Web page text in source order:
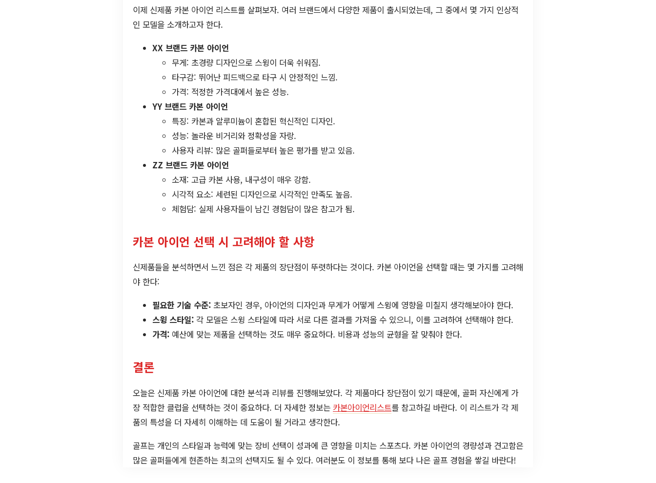
이제 신제품 카본 아이언 리스트를 살펴보자. 여러 브랜드에서 다양한 제품이 출시되었는데, 그 중에서 몇 가지 인상적
인 모델을 소개하고자 한다.
XX 브랜드 카본 아이언
무게: 초경량 디자인으로 스윙이 더욱 쉬워짐.
타구감: 뛰어난 피드백으로 타구 시 안정적인 느낌.
가격: 적정한 가격대에서 높은 성능.
YY 브랜드 카본 아이언
특징: 카본과 알루미늄이 혼합된 혁신적인 디자인.
성능: 놀라운 비거리와 정확성을 자랑.
사용자 리뷰: 많은 골퍼들로부터 높은 평가를 받고 있음.
ZZ 브랜드 카본 아이언
소재: 고급 카본 사용, 내구성이 매우 강함.
시각적 요소: 세련된 디자인으로 시각적인 만족도 높음.
체험담: 실제 사용자들이 남긴 경험담이 많은 참고가 됨.
카본 아이언 선택 시 고려해야 할 사항
신제품들을 분석하면서 느낀 점은 각 제품의 장단점이 뚜렷하다는 것이다. 카본 아이언을 선택할 때는 몇 가지를 고려해
야 한다:
필요한 기술 수준: 초보자인 경우, 아이언의 디자인과 무게가 어떻게 스윙에 영향을 미칠지 생각해보아야 한다.
스윙 스타일: 각 모델은 스윙 스타일에 따라 서로 다른 결과를 가져올 수 있으니, 이를 고려하여 선택해야 한다.
가격: 예산에 맞는 제품을 선택하는 것도 매우 중요하다. 비용과 성능의 균형을 잘 맞춰야 한다.
결론
오늘은 신제품 카본 아이언에 대한 분석과 리뷰를 진행해보았다. 각 제품마다 장단점이 있기 때문에, 골퍼 자신에게 가
장 적합한 클럽을 선택하는 것이 중요하다. 더 자세한 정보는 카본아이언리스트를 참고하길 바란다. 이 리스트가 각 제
품의 특성을 더 자세히 이해하는 데 도움이 될 거라고 생각한다.
골프는 개인의 스타일과 능력에 맞는 장비 선택이 성과에 큰 영향을 미치는 스포츠다. 카본 아이언의 경량성과 견고함은
많은 골퍼들에게 현존하는 최고의 선택지도 될 수 있다. 여러분도 이 정보를 통해 보다 나은 골프 경험을 쌓길 바란다!